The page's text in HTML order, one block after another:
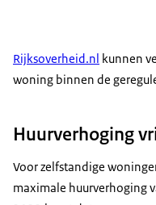
Rijksoverheid.nl kunnen
woning binnen de
Huurverhoging
Voor zelfstandige
maximale huurverhoging